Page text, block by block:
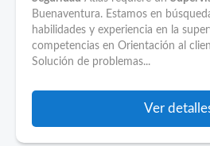
Buenaventura. Estamos en
habilidades y experiencia en la
competencias en Orientación al
Solución de problemas...
Ver